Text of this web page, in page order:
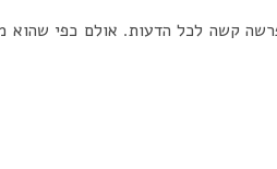
קשה לכל הדעות. אולם כפי שהוא